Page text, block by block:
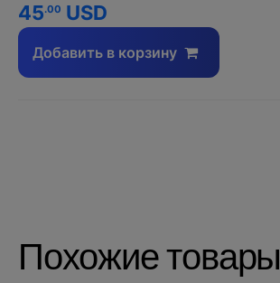
45.00 USD
Добавить в корзину
Похожие товары